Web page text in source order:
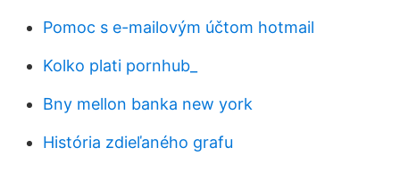
Pomoc s e-mailovým účtom hotmail
Kolko plati pornhub_
Bny mellon banka new york
História zdieľaného grafu